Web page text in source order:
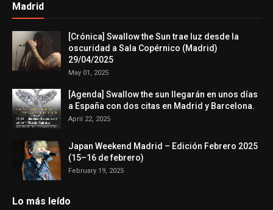
Madrid
[Crónica] Swallow the Sun trae luz desde la
oscuridad a Sala Copérnico (Madrid)
29/04/2025
May 01, 2025
[Agenda] Swallow the sun llegarán en unos días
a España con dos citas en Madrid y Barcelona.
April 22, 2025
Japan Weekend Madrid – Edición Febrero 2025
(15–16 de febrero)
February 19, 2025
Lo más leído